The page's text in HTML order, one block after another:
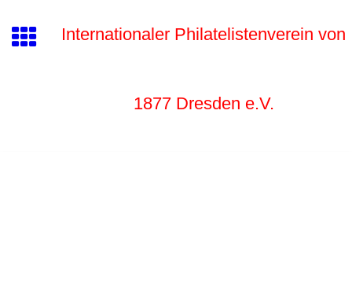
Internationaler Philatelistenverein von
1877 Dresden e.V.